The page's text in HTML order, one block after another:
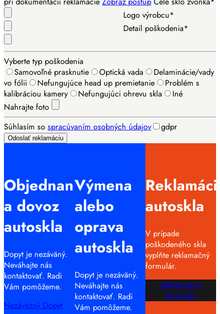
Logo výrobcu*
Detail poškodenia*
Vyberte typ poškodenia
Samovoľné prasknutie
Optická vada
Delaminácie/vady
vo fólii
Nefungujúce head up premietanie
Problém s
kalibráciou kamery
Nefungujúci ohrevu skla
Iné
Nahrajte foto
Súhlasím so spracúvaním osobných údajov gdpr
Odoslať reklamáciu
Objednanie
a dovoz
autoskla
Dopyt je nezáväný.
Neváhajte nás
kontaktovať. Radi
Vám pomôžeme.
Nezáväzný Dopyt
Výmena
alebo
oprava
autoskla
Dopyt je nezáväný.
Neváhajte nás
kontaktovať. Radi
Vám pomôžeme.
autoskla
V prípade
poškodeného skla
vyplňte reklamačný
formulár.
Reklamačný
formulár